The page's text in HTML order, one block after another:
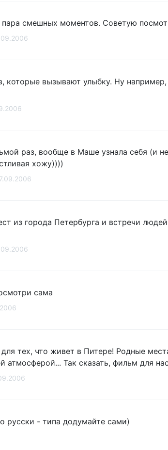
смешных моментов. Советую
вызывают улыбку. Ну
раз, вообще в Маше узнала себя (и
хожу))))
из города Петербурга и встречи
сама
тех, что живет в Питере! Родные
атмосферой... Так сказать, фильм для
русски - типа додумайте сами)